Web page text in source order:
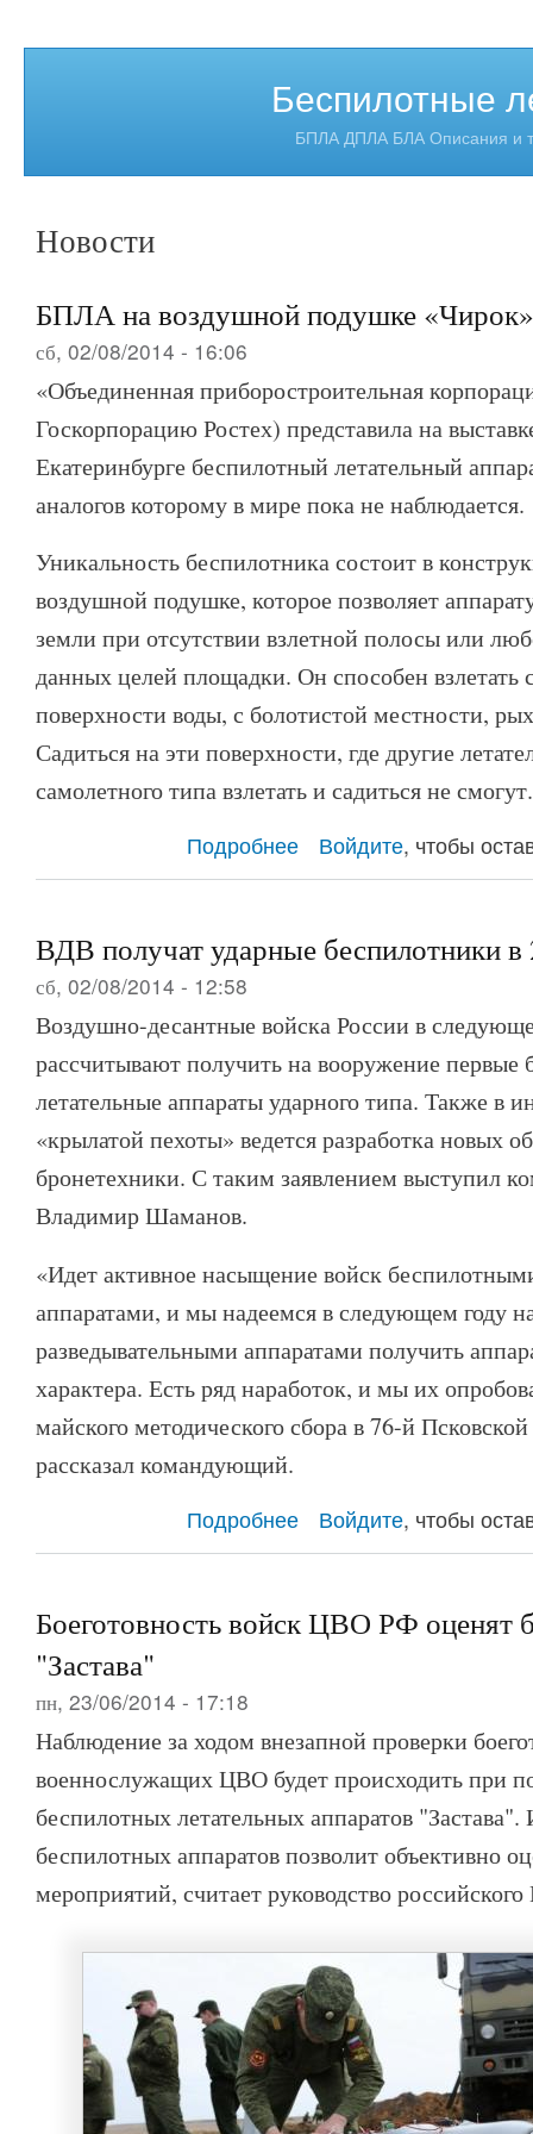
Беспилотные
БПЛА ДПЛА БЛА Описания и
Новости
БПЛА на воздушной подушке «Чирок»
сб, 02/08/2014 - 16:06
«Объединенная приборостроительная
Госкорпорацию Ростех) представила на
Екатеринбурге беспилотный летательный
аналогов которому в мире пока не наблюдается.
Уникальность беспилотника состоит в
воздушной подушке, которое позволяет
земли при отсутствии взлетной полосы или
данных целей площадки. Он способен взлетать
поверхности воды, с болотистой местности,
Садиться на эти поверхности, где другие
самолетного типа взлетать и садиться не смогут.
Подробнее о БПЛА на воздушной подушке
Войдите, чтобы
ВДВ получат ударные беспилотники в
сб, 02/08/2014 - 12:58
Воздушно-десантные войска России в
рассчитывают получить на вооружение первые
летательные аппараты ударного типа. Также в
«крылатой пехоты» ведется разработка новых
бронетехники. С таким заявлением выступил
Владимир Шаманов.
«Идет активное насыщение войск
аппаратами, и мы надеемся в следующем году
разведывательными аппаратами получить
характера. Есть ряд наработок, и мы их
майского методического сбора в 76-й
рассказал командующий.
Подробнее о ВДВ получат ударные
Войдите, чтобы
Боеготовность войск ЦВО РФ оценят
"Застава"
пн, 23/06/2014 - 17:18
Наблюдение за ходом внезапной проверки
военнослужащих ЦВО будет происходить при
беспилотных летательных аппаратов "Застава".
беспилотных аппаратов позволит объективно
мероприятий, считает руководство